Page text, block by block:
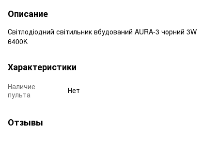
Описание
Світлодіодний світильник вбудований AURA-3 чорний 3W
6400K
Характеристики
Наличие
пульта
Нет
Отзывы